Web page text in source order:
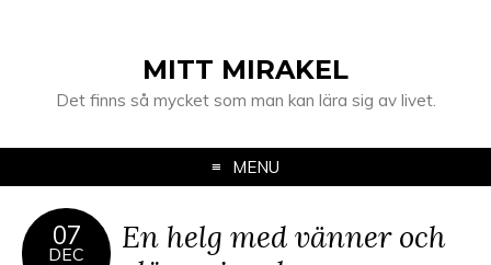
MITT MIRAKEL
Det finns så mycket som man kan lära sig av livet.
MENU
07
DEC
En helg med vänner och